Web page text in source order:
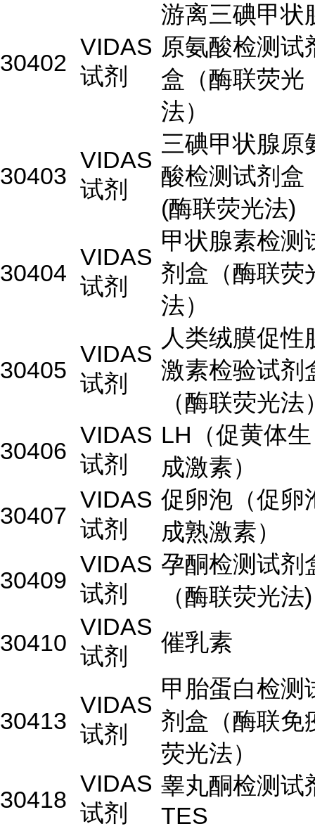
30402
VIDAS
试剂
游离三碘甲状
原氨酸检测试
盒（酶联荧光
法）
30403
VIDAS
试剂
三碘甲状腺原
酸检测试剂盒
(酶联荧光法)
30404
VIDAS
试剂
甲状腺素检测
剂盒（酶联荧
法）
30405
VIDAS
试剂
人类绒膜促性
激素检验试剂
（酶联荧光法
30406
VIDAS
试剂
LH（促黄体生
成激素）
30407
VIDAS
试剂
促卵泡（促卵
成熟激素）
30409
VIDAS
试剂
孕酮检测试剂
（酶联荧光法)
30410
VIDAS
试剂
催乳素
30413
VIDAS
试剂
甲胎蛋白检测
剂盒（酶联免
荧光法）
30418
VIDAS
试剂
睾丸酮检测试
TES